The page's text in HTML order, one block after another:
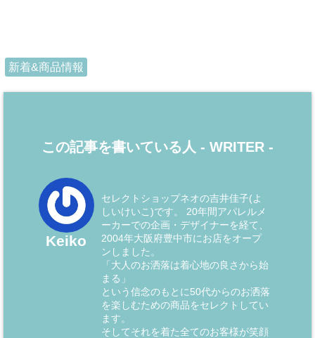
新着&商品情報
この記事を書いている人 - WRITER -
Keiko
セレクトショップネオの吉井佳子(よ
しいけいこ)です。 20年間アパレルメ
ーカーでの企画・デザイナーを経て、
2004年大阪府豊中市にお店をオープ
ンしました。
「大人のお洒落は着心地の良さから始
まる」
という信念のもとに50代からのお洒落
を楽しむための商品をセレクトしてい
ます。
そしてそれを着た全てのお客様が笑顔